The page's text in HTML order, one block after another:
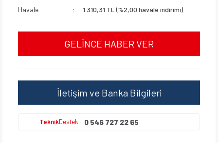
Havale
1.310,31 TL (%2,00 havale indirimi)
GELİNCE HABER VER
İletişim ve Banka Bilgileri
TeknikDestek 0 546 727 22 65